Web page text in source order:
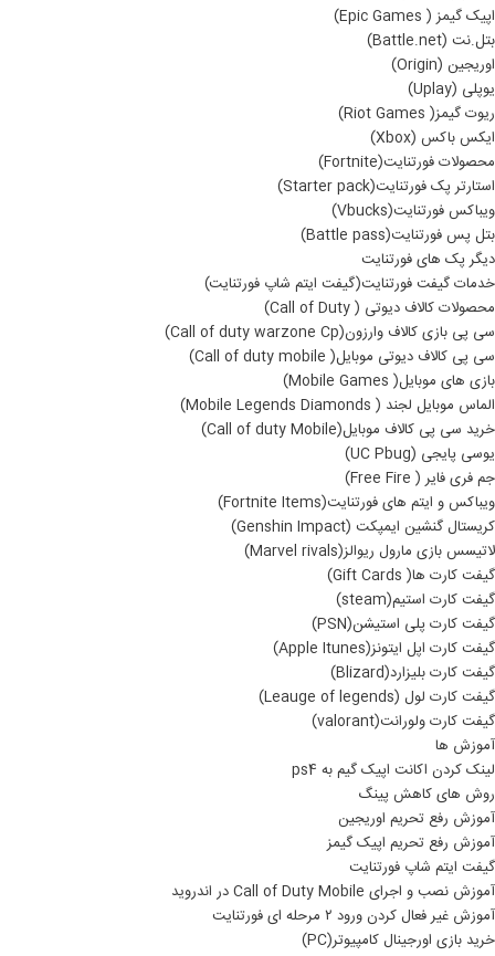
اپیک گیمز ( Epic Games)
بتل.نت (Battle.net)
اوریجین (Origin)
یوپلی (Uplay)
ریوت گیمز( Riot Games)
ایکس باکس (Xbox)
محصولات فورتنایت(Fortnite)
استارتر پک فورتنایت(Starter pack)
ویباکس فورتنایت(Vbucks)
بتل پس فورتنایت(Battle pass)
دیگر پک های فورتنایت
خدمات گیفت فورتنایت(گیفت ایتم شاپ فورتنایت)
محصولات کالاف دیوتی ( Call of Duty)
سی پی بازی کالاف وارزون(Call of duty warzone Cp)
سی پی کالاف دیوتی موبایل( Call of duty mobile)
بازی های موبایل( Mobile Games)
الماس موبایل لجند ( Mobile Legends Diamonds)
خرید سی پی کالاف موبایل(Call of duty Mobile)
یوسی پایجی (UC Pbug)
جم فری فایر ( Free Fire)
ویباکس و ایتم های فورتنایت(Fortnite Items)
کریستال گنشین ایمپکت (Genshin Impact)
لاتیسس بازی مارول ریوالز(Marvel rivals)
گیفت کارت ها( Gift Cards)
گیفت کارت استیم(steam)
گیفت کارت پلی استیشن(PSN)
گیفت کارت اپل ایتونز(Apple Itunes)
گیفت کارت بلیزارد(Blizard)
گیفت کارت لول (Leauge of legends)
گیفت کارت ولورانت(valorant)
آموزش ها
لینک کردن اکانت اپیک گیم به ps4
روش های کاهش پینگ
آموزش رفع تحریم اوریجین
آموزش رفع تحریم اپیک گیمز
گیفت ایتم شاپ فورتنایت
آموزش نصب و اجرای Call of Duty Mobile در اندروید
آموزش غیر فعال کردن ورود ۲ مرحله ای فورتنایت
خرید بازی اورجینال کامپیوتر(PC)